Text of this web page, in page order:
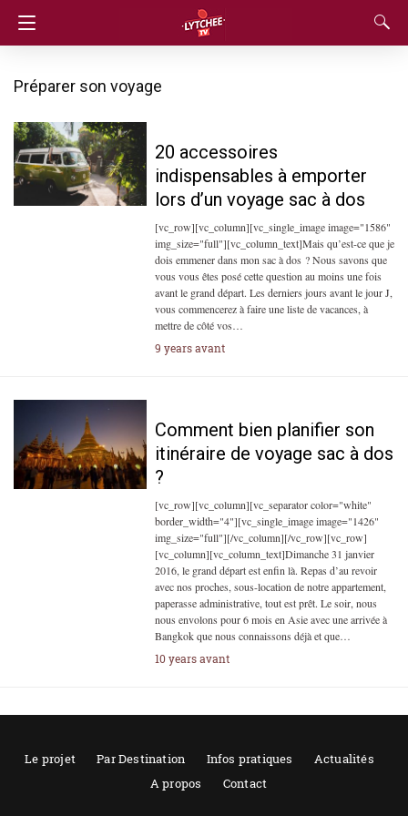
Préparer son voyage
20 accessoires
indispensables à emporter
lors d’un voyage sac à dos
[vc_row][vc_column][vc_single_image image="1586"
img_size="full"][vc_column_text]Mais qu’est-ce que je
dois emmener dans mon sac à dos ? Nous savons que
vous vous êtes posé cette question au moins une fois
avant le grand départ. Les derniers jours avant le jour J,
vous commencerez à faire une liste de vacances, à
mettre de côté vos…
9 years avant
Comment bien planifier son
itinéraire de voyage sac à dos
?
[vc_row][vc_column][vc_separator color="white"
border_width="4"][vc_single_image image="1426"
img_size="full"][/vc_column][/vc_row][vc_row]
[vc_column][vc_column_text]Dimanche 31 janvier
2016, le grand départ est enfin là. Repas d’au revoir
avec nos proches, sous-location de notre appartement,
paperasse administrative, tout est prêt. Le soir, nous
nous envolons pour 6 mois en Asie avec une arrivée à
Bangkok que nous connaissons déjà et que…
10 years avant
Le projet Par Destination Infos pratiques
Actualités
A propos
Contact